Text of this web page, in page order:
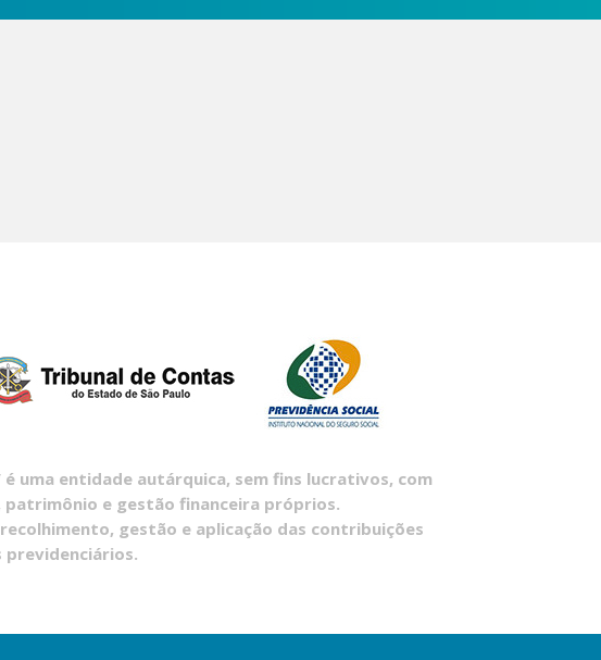
é uma entidade autárquica, sem fins lucrativos, com
e gestão financeira próprios.
gestão e aplicação das contribuições
previdenciários.